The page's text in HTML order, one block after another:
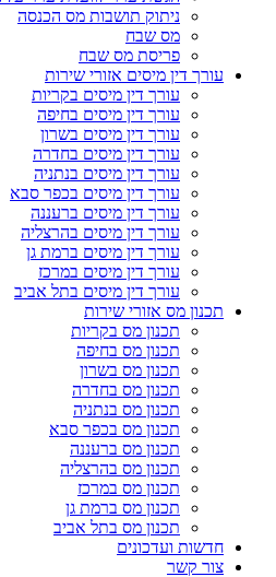
ניתוק תושבות מס הכנסה
מס שבח
פריסת מס שבח
עורך דין מיסים אזורי שירות
עורך דין מיסים בקריות
עורך דין מיסים בחיפה
עורך דין מיסים בשרון
עורך דין מיסים בחדרה
עורך דין מיסים בנתניה
עורך דין מיסים בכפר סבא
עורך דין מיסים ברעננה
עורך דין מיסים בהרצליה
עורך דין מיסים ברמת גן
עורך דין מיסים במרכז
עורך דין מיסים בתל אביב
תכנון מס אזורי שירות
תכנון מס בקריות
תכנון מס בחיפה
תכנון מס בשרון
תכנון מס בחדרה
תכנון מס בנתניה
תכנון מס בכפר סבא
תכנון מס ברעננה
תכנון מס בהרצליה
תכנון מס במרכז
תכנון מס ברמת גן
תכנון מס בתל אביב
חדשות ועדכונים
צור קשר